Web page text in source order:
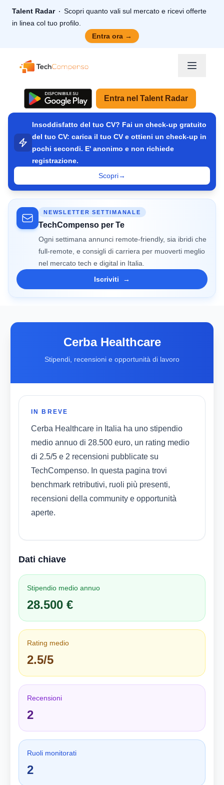
Talent Radar
Scopri quanto vali sul mercato e ricevi offerte
in linea col tuo profilo.
Entra ora →
TechCompenso
Entra nel Talent Radar
Insoddisfatto del tuo CV? Fai un check-up gratuito
del tuo CV: carica il tuo CV e ottieni un check-up in
pochi secondi. E' anonimo e non richiede
registrazione.
Scopri→
NEWSLETTER SETTIMANALE
TechCompenso per Te
Ogni settimana annunci remote-friendly, sia ibridi che
full-remote, e consigli di carriera per muoverti meglio
nel mercato tech e digital in Italia.
Iscriviti
→
Cerba Healthcare
Stipendi, recensioni e opportunità di lavoro
IN BREVE
Cerba Healthcare in Italia ha uno stipendio
medio annuo di 28.500 euro, un rating medio
di 2.5/5 e 2 recensioni pubblicate su
TechCompenso. In questa pagina trovi
benchmark retributivi, ruoli più presenti,
recensioni della community e opportunità
aperte.
Dati chiave
Stipendio medio annuo
28.500 €
Rating medio
2.5/5
Recensioni
2
Ruoli monitorati
2